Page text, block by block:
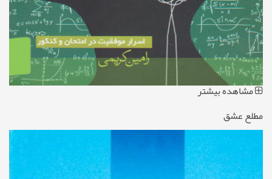
مشاهده بیشتر
مطلع عشق